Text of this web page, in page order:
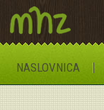
NASLOVNICA